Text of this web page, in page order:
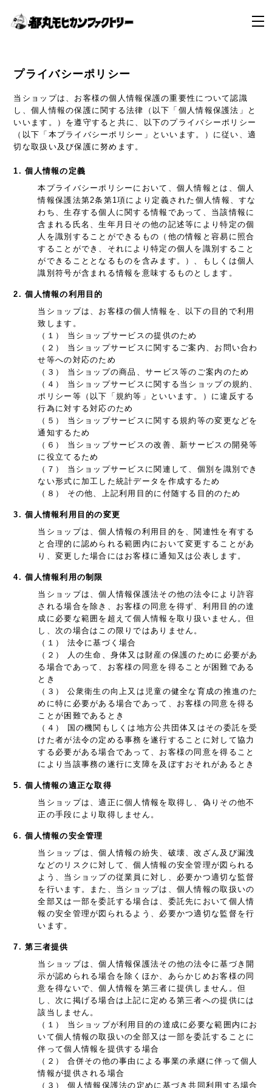
プライバシーポリシー
当ショップは、お客様の個人情報保護の重要性について認識
し、個人情報の保護に関する法律（以下「個人情報保護法」と
いいます。）を遵守すると共に、以下のプライバシーポリシー
（以下「本プライバシーポリシー」といいます。）に従い、適
切な取扱い及び保護に努めます。
1. 個人情報の定義
本プライバシーポリシーにおいて、個人情報とは、個人
情報保護法第2条第1項により定義された個人情報、すな
わち、生存する個人に関する情報であって、当該情報に
含まれる氏名、生年月日その他の記述等により特定の個
人を識別することができるもの（他の情報と容易に照合
することができ、それにより特定の個人を識別すること
ができることとなるものを含みます。）、もしくは個人
識別符号が含まれる情報を意味するものとします。
2. 個人情報の利用目的
当ショップは、お客様の個人情報を、以下の目的で利用
致します。
（１） 当ショップサービスの提供のため
（２） 当ショップサービスに関するご案内、お問い合わ
せ等への対応のため
（３） 当ショップの商品、サービス等のご案内のため
（４） 当ショップサービスに関する当ショップの規約、
ポリシー等（以下「規約等」といいます。）に違反する
行為に対する対応のため
（５） 当ショップサービスに関する規約等の変更などを
通知するため
（６） 当ショップサービスの改善、新サービスの開発等
に役立てるため
（７） 当ショップサービスに関連して、個別を識別でき
ない形式に加工した統計データを作成するため
（８） その他、上記利用目的に付随する目的のため
3. 個人情報利用目的の変更
当ショップは、個人情報の利用目的を、関連性を有する
と合理的に認められる範囲内において変更することがあ
り、変更した場合にはお客様に通知又は公表します。
4. 個人情報利用の制限
当ショップは、個人情報保護法その他の法令により許容
される場合を除き、お客様の同意を得ず、利用目的の達
成に必要な範囲を超えて個人情報を取り扱いません。但
し、次の場合はこの限りではありません。
（１） 法令に基づく場合
（２） 人の生命、身体又は財産の保護のために必要があ
る場合であって、お客様の同意を得ることが困難である
とき
（３） 公衆衛生の向上又は児童の健全な育成の推進のた
めに特に必要がある場合であって、お客様の同意を得る
ことが困難であるとき
（４） 国の機関もしくは地方公共団体又はその委託を受
けた者が法令の定める事務を遂行することに対して協力
する必要がある場合であって、お客様の同意を得ること
により当該事務の遂行に支障を及ぼすおそれがあるとき
5. 個人情報の適正な取得
当ショップは、適正に個人情報を取得し、偽りその他不
正の手段により取得しません。
6. 個人情報の安全管理
当ショップは、個人情報の紛失、破壊、改ざん及び漏洩
などのリスクに対して、個人情報の安全管理が図られる
よう、当ショップの従業員に対し、必要かつ適切な監督
を行います。また、当ショップは、個人情報の取扱いの
全部又は一部を委託する場合は、委託先において個人情
報の安全管理が図られるよう、必要かつ適切な監督を行
います。
7. 第三者提供
当ショップは、個人情報保護法その他の法令に基づき開
示が認められる場合を除くほか、あらかじめお客様の同
意を得ないで、個人情報を第三者に提供しません。但
し、次に掲げる場合は上記に定める第三者への提供には
該当しません。
（１） 当ショップが利用目的の達成に必要な範囲内にお
いて個人情報の取扱いの全部又は一部を委託することに
伴って個人情報を提供する場合
（２） 合併その他の事由による事業の承継に伴って個人
情報が提供される場合
（３） 個人情報保護法の定めに基づき共同利用する場合